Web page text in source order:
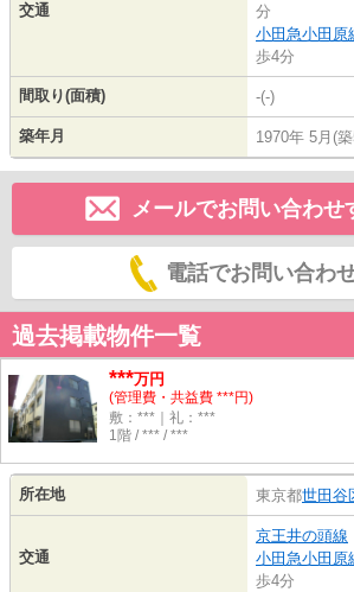
交通
分
小田急小田原
歩4分
間取り(面積) -(-)
築年月 1970年 5月(
メールでお問い合わせ
電話でお問い合わ
過去掲載物件一覧
***万円
(管理費・共益費 ***円)
敷：***｜礼：***
1階 / *** / ***
所在地 東京都世田谷
交通
京王井の頭線
小田急小田原
歩4分